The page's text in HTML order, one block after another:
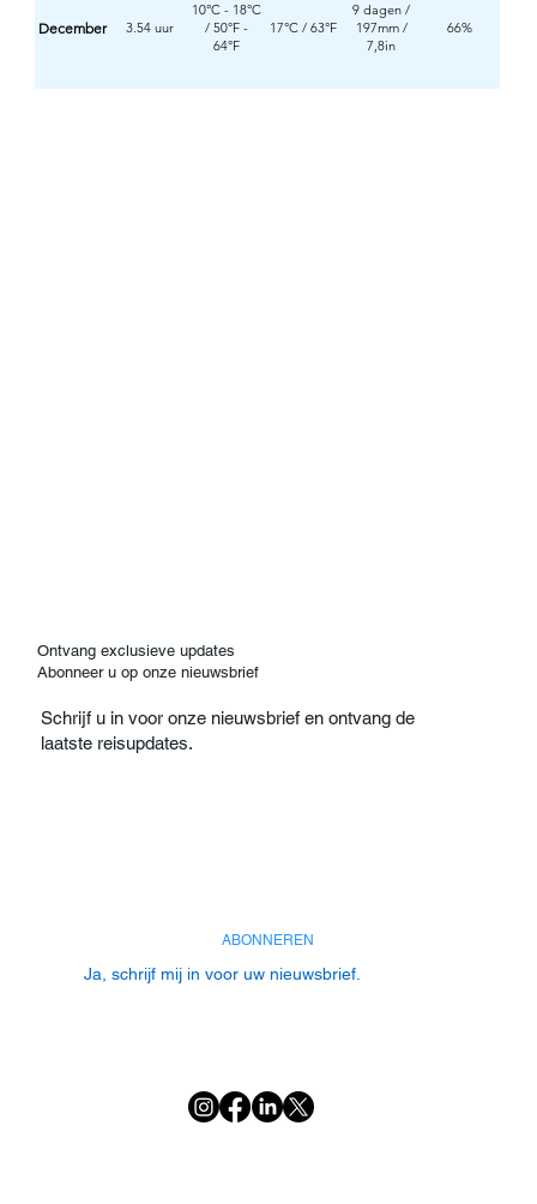
December 3.54 uur
10°C - 18°C
/ 50°F -
64°F
17°C / 63°F
9 dagen /
197mm /
7,8in
66%
Ontvang exclusieve updates
Abonneer u op onze nieuwsbrief
Schrijf u in voor onze nieuwsbrief en ontvang de
laatste reisupdates.
ABONNEREN
Ja, schrijf mij in voor uw nieuwsbrief.